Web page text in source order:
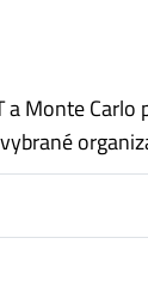
a Monte